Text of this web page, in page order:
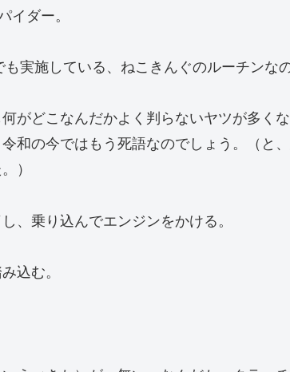
ダー。
実施している、ねこきんぐのルーチンなの
がどこなんだかよく判らないヤツが多く
和の今ではもう死語なのでしょう。（と
）
、乗り込んでエンジンをかける。
込む。